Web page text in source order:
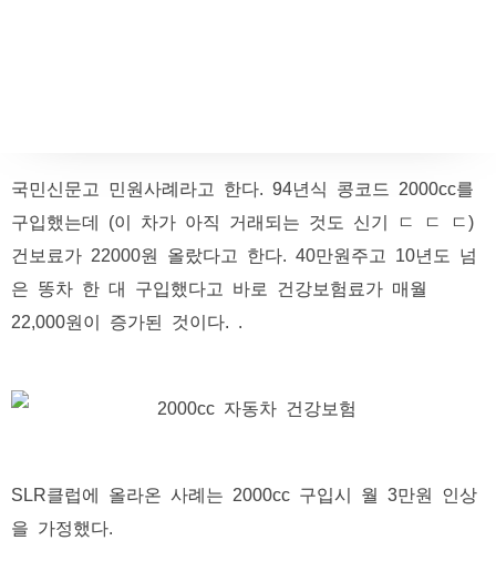
국민신문고 민원사례라고 한다. 94년식 콩코드 2000cc를
구입했는데 (이 차가 아직 거래되는 것도 신기 ㄷ ㄷ ㄷ)
건보료가 22000원 올랐다고 한다. 40만원주고 10년도 넘
은 똥차 한 대 구입했다고 바로 건강보험료가 매월
22,000원이 증가된 것이다. .
SLR클럽에 올라온 사례는 2000cc 구입시 월 3만원 인상
을 가정했다.